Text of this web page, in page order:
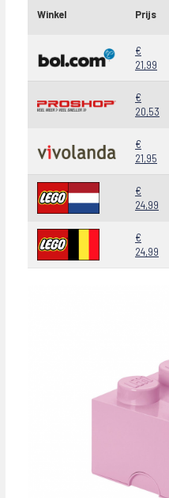
Winkel Prijs
€
21,99
€
20,53
€
21,95
€
24,99
€
24,99